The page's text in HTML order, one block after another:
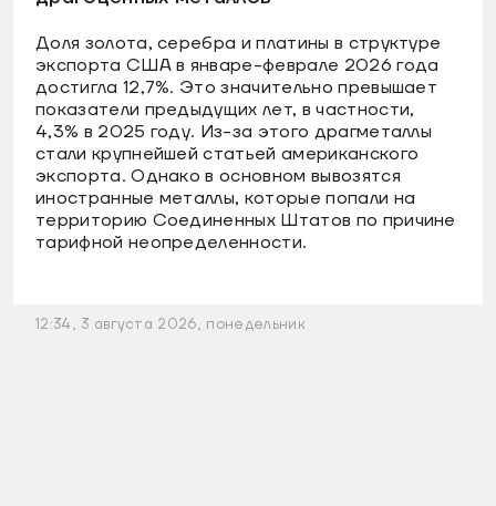
Доля золота, серебра и платины в структуре
экспорта США в январе-феврале 2026 года
достигла 12,7%. Это значительно превышает
показатели предыдущих лет, в частности,
4,3% в 2025 году. Из-за этого драгметаллы
стали крупнейшей статьей американского
экспорта. Однако в основном вывозятся
иностранные металлы, которые попали на
территорию Соединенных Штатов по причине
тарифной неопределенности.
12:34, 3 августа 2026, понедельник